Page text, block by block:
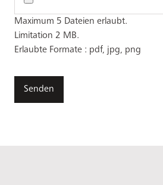
Maximum 5 Dateien erlaubt.
Limitation 2 MB.
Erlaubte Formate : pdf, jpg, png